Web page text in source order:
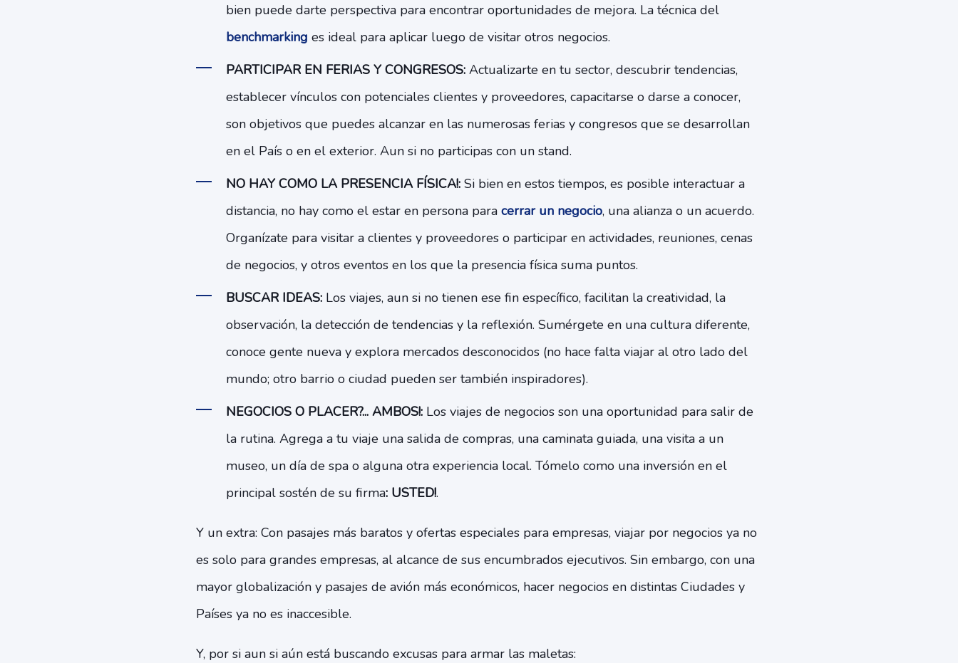
bien puede darte perspectiva para encontrar oportunidades de mejora. La técnica del
benchmarking es ideal para aplicar luego de visitar otros negocios.
PARTICIPAR EN FERIAS Y CONGRESOS:Actualizarte en tu sector, descubrir tendencias,
establecer vínculos con potenciales clientes y proveedores, capacitarse o darse a conocer,
son objetivos que puedes alcanzar en las numerosas ferias y congresos que se desarrollan
en el País o en el exterior. Aun si no participas con un stand.
NO HAY COMO LA PRESENCIA FÍSICA!:Si bien en estos tiempos, es posible interactuar a
distancia, no hay como el estar en persona para cerrar un negocio, una alianza o un acuerdo.
Organízate para visitar a clientes y proveedores o participar en actividades, reuniones, cenas
de negocios, y otros eventos en los que la presencia física suma puntos.
BUSCAR IDEAS:Los viajes, aun si no tienen ese fin específico, facilitan la creatividad, la
observación, la detección de tendencias y la reflexión. Sumérgete en una cultura diferente,
conoce gente nueva y explora mercados desconocidos (no hace falta viajar al otro lado del
mundo; otro barrio o ciudad pueden ser también inspiradores).
NEGOCIOS O PLACER?... AMBOS!:Los viajes de negocios son una oportunidad para salir de
la rutina. Agrega a tu viaje una salida de compras, una caminata guiada, una visita a un
museo, un día de spa o alguna otra experiencia local. Tómelo como una inversión en el
principal sostén de su firma: USTED!.
Y un extra: Con pasajes más baratos y ofertas especiales para empresas, viajar por negocios ya no
es solo para grandes empresas, al alcance de sus encumbrados ejecutivos. Sin embargo, con una
mayor globalización y pasajes de avión más económicos, hacer negocios en distintas Ciudades y
Países ya no es inaccesible.
Y, por si aun si aún está buscando excusas para armar las maletas: